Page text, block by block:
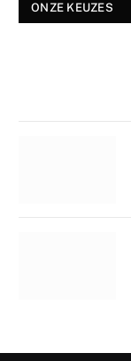
ONZE KEUZES